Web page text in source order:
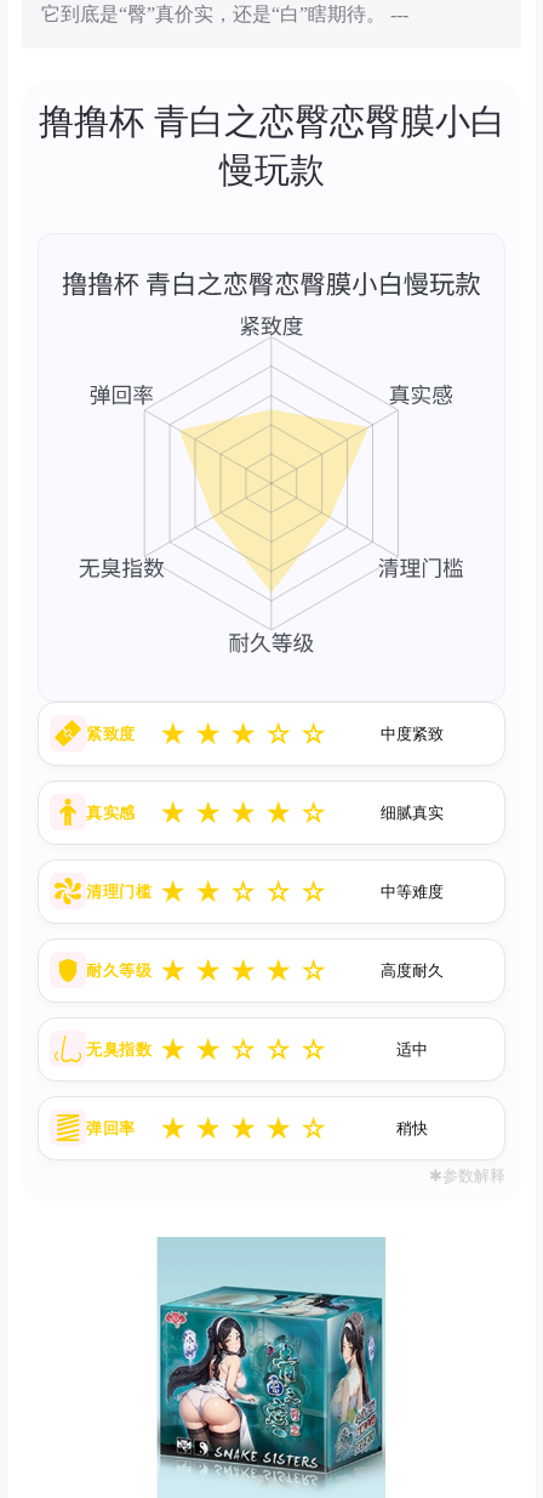
它到底是“臀”真价实，还是“白”瞎期待。 ---
撸撸杯 青白之恋臀恋臀膜小白
慢玩款
紧致度 ★ ★ ★ ☆ ☆ 中度紧致
真实感 ★ ★ ★ ★ ☆ 细腻真实
清理门槛 ★ ★ ☆ ☆ ☆ 中等难度
耐久等级 ★ ★ ★ ★ ☆ 高度耐久
无臭指数 ★ ★ ☆ ☆ ☆ 适中
弹回率 ★ ★ ★ ★ ☆ 稍快
✱参数解释